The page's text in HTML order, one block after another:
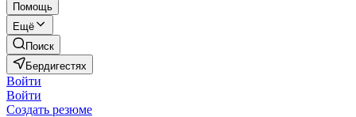
Помощь
Ещё
Поиск
Бердигестях
Войти
Войти
Создать резюме